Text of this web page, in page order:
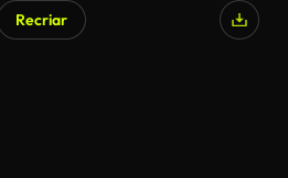
Recriar